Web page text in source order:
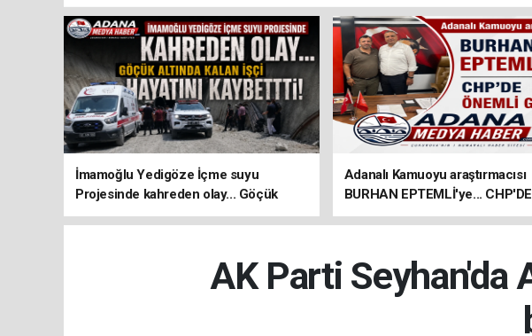
İmamoğlu Yedigöze İçme suyu
Projesinde kahreden olay... Göçük
altında kalan İşçi hayatını kaybetti!
Adanalı Kamuoyu araştırmacısı
BURHAN EPTEMLİ'ye... CHP'DE
ÖNEMLİ GÖREV...
AK Parti Seyhan'da